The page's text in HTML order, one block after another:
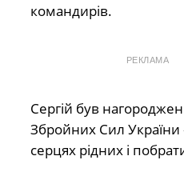
командирів.
РЕКЛАМА
Сергій був
Збройних Сил України
серцях рідних і